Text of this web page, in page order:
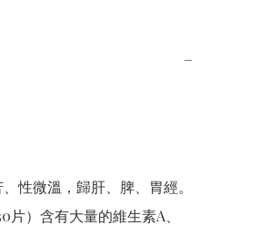
−
性微溫，歸肝、脾、胃經。
）含有大量的維生素A、